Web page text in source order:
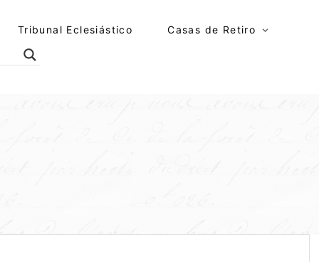
Tribunal Eclesiástico Casas de Retiro